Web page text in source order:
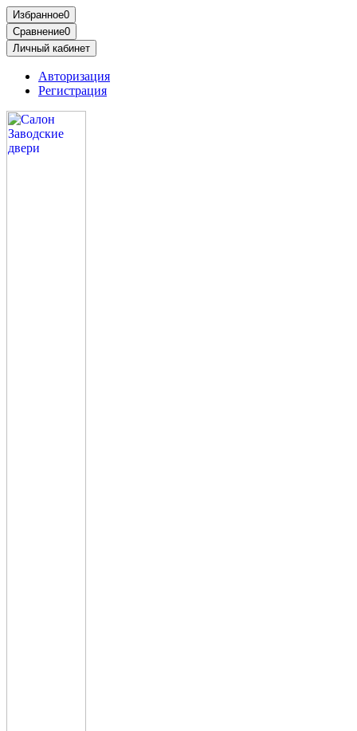
Избранное0
Сравнение0
Личный кабинет
Авторизация
Регистрация